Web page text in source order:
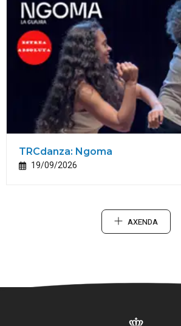
TRCdanza: Ngoma
19/09/2026
AXENDA